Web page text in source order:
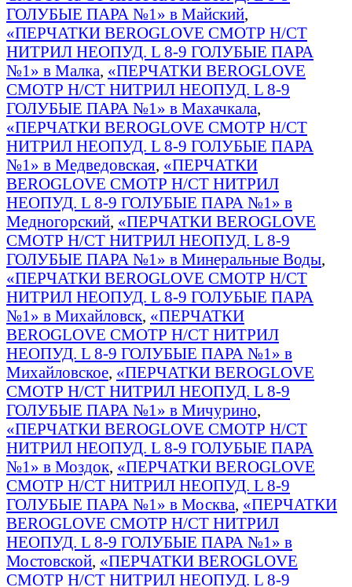
ГОЛУБЫЕ ПАРА №1» в Майский,
«ПЕРЧАТКИ BEROGLOVE СМОТР Н/СТ
НИТРИЛ НЕОПУД. L 8-9 ГОЛУБЫЕ ПАРА
№1» в Малка, «ПЕРЧАТКИ BEROGLOVE
СМОТР Н/СТ НИТРИЛ НЕОПУД. L 8-9
ГОЛУБЫЕ ПАРА №1» в Махачкала,
«ПЕРЧАТКИ BEROGLOVE СМОТР Н/СТ
НИТРИЛ НЕОПУД. L 8-9 ГОЛУБЫЕ ПАРА
№1» в Медведовская, «ПЕРЧАТКИ
BEROGLOVE СМОТР Н/СТ НИТРИЛ
НЕОПУД. L 8-9 ГОЛУБЫЕ ПАРА №1» в
Медногорский, «ПЕРЧАТКИ BEROGLOVE
СМОТР Н/СТ НИТРИЛ НЕОПУД. L 8-9
ГОЛУБЫЕ ПАРА №1» в Минеральные Воды,
«ПЕРЧАТКИ BEROGLOVE СМОТР Н/СТ
НИТРИЛ НЕОПУД. L 8-9 ГОЛУБЫЕ ПАРА
№1» в Михайловск, «ПЕРЧАТКИ
BEROGLOVE СМОТР Н/СТ НИТРИЛ
НЕОПУД. L 8-9 ГОЛУБЫЕ ПАРА №1» в
Михайловское, «ПЕРЧАТКИ BEROGLOVE
СМОТР Н/СТ НИТРИЛ НЕОПУД. L 8-9
ГОЛУБЫЕ ПАРА №1» в Мичурино,
«ПЕРЧАТКИ BEROGLOVE СМОТР Н/СТ
НИТРИЛ НЕОПУД. L 8-9 ГОЛУБЫЕ ПАРА
№1» в Моздок, «ПЕРЧАТКИ BEROGLOVE
СМОТР Н/СТ НИТРИЛ НЕОПУД. L 8-9
ГОЛУБЫЕ ПАРА №1» в Москва, «ПЕРЧАТКИ
BEROGLOVE СМОТР Н/СТ НИТРИЛ
НЕОПУД. L 8-9 ГОЛУБЫЕ ПАРА №1» в
Мостовской, «ПЕРЧАТКИ BEROGLOVE
СМОТР Н/СТ НИТРИЛ НЕОПУД. L 8-9